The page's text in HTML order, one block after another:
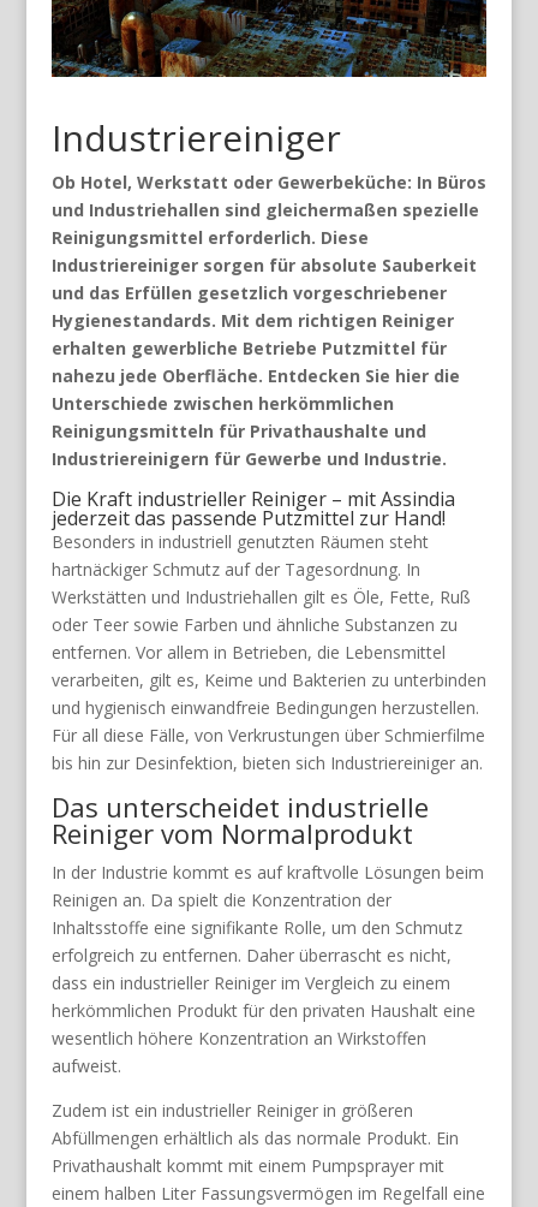
Industriereiniger
Ob Hotel, Werkstatt oder Gewerbeküche: In Büros
und Industriehallen sind gleichermaßen spezielle
Reinigungsmittel erforderlich. Diese
Industriereiniger sorgen für absolute Sauberkeit
und das Erfüllen gesetzlich vorgeschriebener
Hygienestandards. Mit dem richtigen Reiniger
erhalten gewerbliche Betriebe Putzmittel für
nahezu jede Oberfläche. Entdecken Sie hier die
Unterschiede zwischen herkömmlichen
Reinigungsmitteln für Privathaushalte und
Industriereinigern für Gewerbe und Industrie.
Die Kraft industrieller Reiniger – mit Assindia
jederzeit das passende Putzmittel zur Hand!
Besonders in industriell genutzten Räumen steht
hartnäckiger Schmutz auf der Tagesordnung. In
Werkstätten und Industriehallen gilt es Öle, Fette, Ruß
oder Teer sowie Farben und ähnliche Substanzen zu
entfernen. Vor allem in Betrieben, die Lebensmittel
verarbeiten, gilt es, Keime und Bakterien zu unterbinden
und hygienisch einwandfreie Bedingungen herzustellen.
Für all diese Fälle, von Verkrustungen über Schmierfilme
bis hin zur Desinfektion, bieten sich Industriereiniger an.
Das unterscheidet industrielle
Reiniger vom Normalprodukt
In der Industrie kommt es auf kraftvolle Lösungen beim
Reinigen an. Da spielt die Konzentration der
Inhaltsstoffe eine signifikante Rolle, um den Schmutz
erfolgreich zu entfernen. Daher überrascht es nicht,
dass ein industrieller Reiniger im Vergleich zu einem
herkömmlichen Produkt für den privaten Haushalt eine
wesentlich höhere Konzentration an Wirkstoffen
aufweist.
Zudem ist ein industrieller Reiniger in größeren
Abfüllmengen erhältlich als das normale Produkt. Ein
Privathaushalt kommt mit einem Pumpsprayer mit
einem halben Liter Fassungsvermögen im Regelfall eine